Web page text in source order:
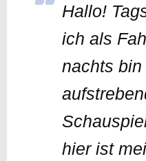
Hallo!
ich als
nachts
hier ist